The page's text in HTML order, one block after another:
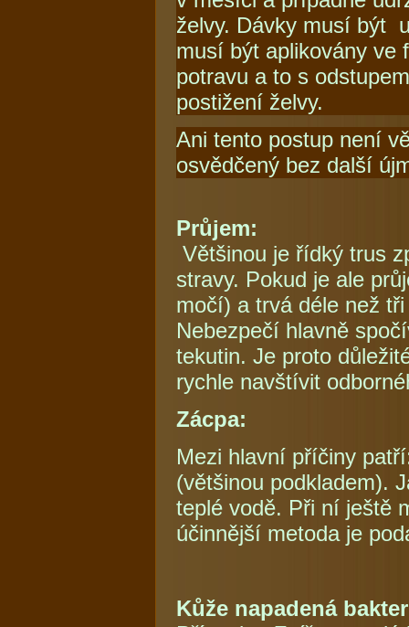
želvy. Dávky musí být
musí být aplikovány ve
potravu a to s
postižení želvy.
Ani tento postup není
osvědčený bez další
Průjem:
Většinou je řídký trus
stravy. Pokud je ale
močí) a trvá déle než
Nebezpečí hlavně
tekutin. Je proto
rychle navštívit
Zácpa:
Mezi hlavní příčiny
(většinou podkladem).
teplé vodě. Při ní ještě
účinnější metoda je
Kůže napadená